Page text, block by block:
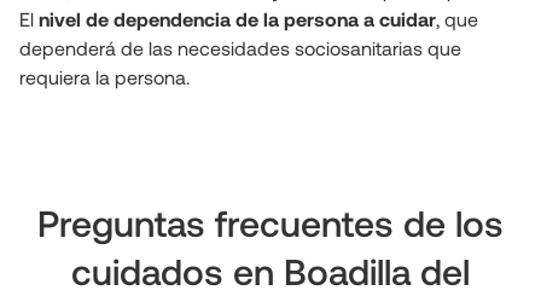
El nivel de dependencia de la persona a cuidar, que
dependerá de las necesidades sociosanitarias que
requiera la persona.
Preguntas frecuentes de los
cuidados en Boadilla del